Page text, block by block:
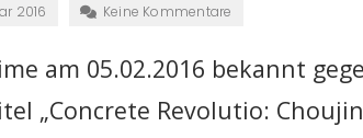
2016 Keine Kommentare
am 05.02.2016 bekannt
„Concrete Revolutio: